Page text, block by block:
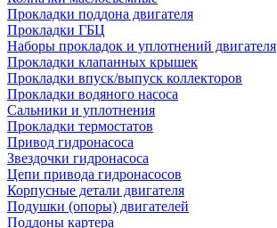
Прокладки поддона двигателя
Прокладки ГБЦ
Наборы прокладок и уплотнений двигателя
Прокладки клапанных крышек
Прокладки впуск/выпуск коллекторов
Прокладки водяного насоса
Сальники и уплотнения
Прокладки термостатов
Привод гидронасоса
Звездочки гидронасоса
Цепи привода гидронасосов
Корпусные детали двигателя
Подушки (опоры) двигателей
Поддоны картера